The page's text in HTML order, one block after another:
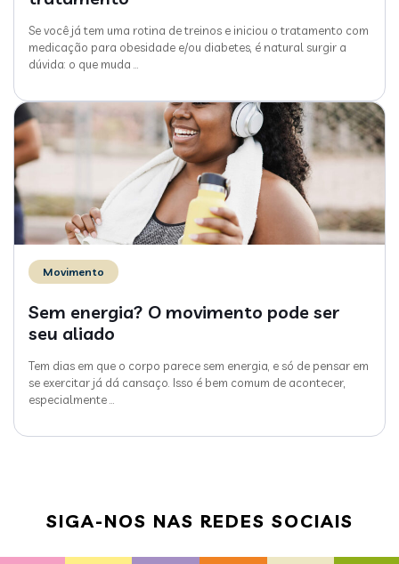
Se você já tem uma rotina de treinos e iniciou o tratamento com
medicação para obesidade e/ou diabetes, é natural surgir a
dúvida: o que muda
Movimento
Sem energia? O movimento pode ser
seu aliado
Tem dias em que o corpo parece sem energia, e só de pensar em
se exercitar já dá cansaço. Isso é bem comum de acontecer,
especialmente
SIGA-NOS NAS REDES SOCIAIS